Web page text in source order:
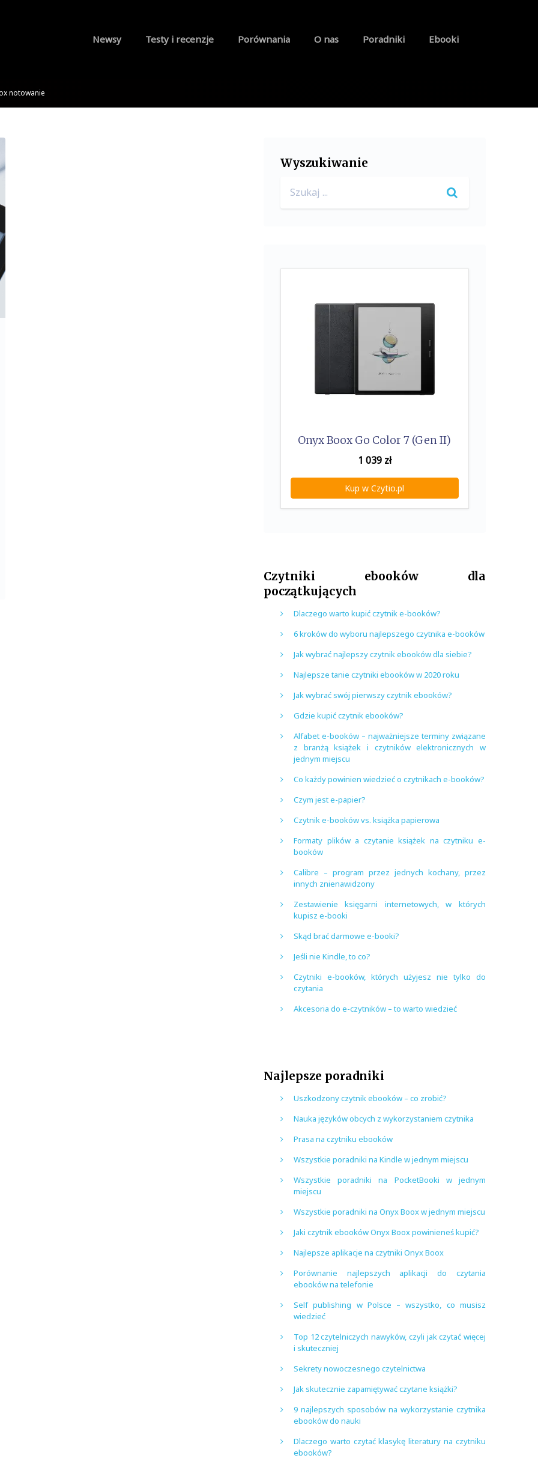
Newsy Testy i recenzje Porównania O nas Poradniki Ebooki
notowanie
Wyszukiwanie
for:
Onyx Boox Go Color 7 (Gen II)
1 039zł
Kup w Czytio.pl
Czytniki ebooków dla
początkujących
Dlaczego warto kupić czytnik e-booków?
6 kroków do wyboru najlepszego czytnika e-booków
Jak wybrać najlepszy czytnik ebooków dla siebie?
Najlepsze tanie czytniki ebooków w 2020 roku
Jak wybrać swój pierwszy czytnik ebooków?
Gdzie kupić czytnik ebooków?
Alfabet e-booków – najważniejsze terminy związane
z branżą książek i czytników elektronicznych w
jednym miejscu
Co każdy powinien wiedzieć o czytnikach e-booków?
Czym jest e-papier?
Czytnik e-booków vs. książka papierowa
Formaty plików a czytanie książek na czytniku e-
booków
Calibre – program przez jednych kochany, przez
innych znienawidzony
Zestawienie księgarni internetowych, w których
kupisz e-booki
Skąd brać darmowe e-booki?
Jeśli nie Kindle, to co?
Czytniki e-booków, których użyjesz nie tylko do
czytania
Akcesoria do e-czytników – to warto wiedzieć
Najlepsze poradniki
Uszkodzony czytnik ebooków – co zrobić?
Nauka języków obcych z wykorzystaniem czytnika
Prasa na czytniku ebooków
Wszystkie poradniki na Kindle w jednym miejscu
Wszystkie poradniki na PocketBooki w jednym
miejscu
Wszystkie poradniki na Onyx Boox w jednym miejscu
Jaki czytnik ebooków Onyx Boox powinieneś kupić?
Najlepsze aplikacje na czytniki Onyx Boox
Porównanie najlepszych aplikacji do czytania
ebooków na telefonie
Self publishing w Polsce – wszystko, co musisz
wiedzieć
Top 12 czytelniczych nawyków, czyli jak czytać więcej
i skuteczniej
Sekrety nowoczesnego czytelnictwa
Jak skutecznie zapamiętywać czytane książki?
9 najlepszych sposobów na wykorzystanie czytnika
ebooków do nauki
Dlaczego warto czytać klasykę literatury na czytniku
ebooków?